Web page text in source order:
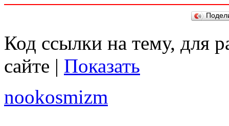
Код ссылки на тему, для
сайте | Показать
nookosmizm